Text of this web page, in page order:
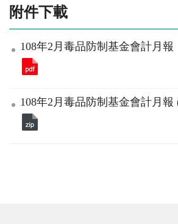
附件下載
108年2月毒品防制基金會計月報
108年2月毒品防制基金會計月